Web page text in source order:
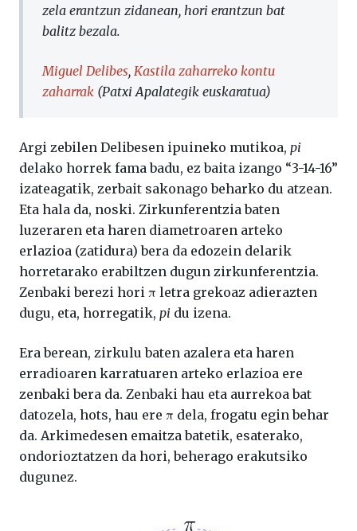
zela erantzun zidanean, hori erantzun bat
balitz bezala.
Miguel Delibes, Kastila zaharreko kontu
zaharrak (Patxi Apalategik euskaratua)
Argi zebilen Delibesen ipuineko mutikoa, pi
delako horrek fama badu, ez baita izango “3-14-16”
izateagatik, zerbait sakonago beharko du atzean.
Eta hala da, noski. Zirkunferentzia baten
luzeraren eta haren diametroaren arteko
erlazioa (zatidura) bera da edozein delarik
horretarako erabiltzen dugun zirkunferentzia.
Zenbaki berezi hori π letra grekoaz adierazten
dugu, eta, horregatik, pi du izena.
Era berean, zirkulu baten azalera eta haren
erradioaren karratuaren arteko erlazioa ere
zenbaki bera da. Zenbaki hau eta aurrekoa bat
datozela, hots, hau ere π dela, frogatu egin behar
da. Arkimedesen emaitza batetik, esaterako,
ondorioztatzen da hori, beherago erakutsiko
dugunez.